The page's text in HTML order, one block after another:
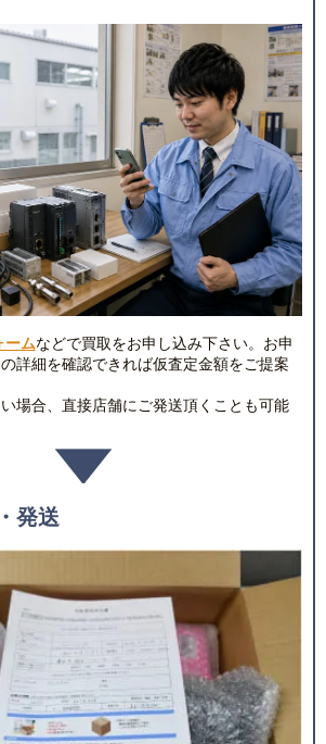
ームなどで買取をお申し込み下さい。お申
詳細を確認できれば仮査定金額をご提案
場合、直接店舗にご発送頂くことも可能
発送